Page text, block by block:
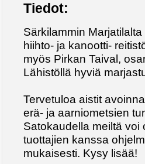
Tiedot:
Särkilammin
hiihto- ja kanootti-
myös Pirkan Taival,
Lähistöllä hyviä
Tervetuloa aistit
erä- ja aarniometsien
Satokaudella meiltä voi
tuottajien kanssa
mukaisesti. Kysy lisää!